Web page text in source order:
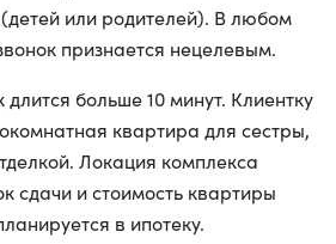
или родителей). В любом
признается нецелевым.
больше 10 минут. Клиентку
квартира для сестры,
Локация комплекса
сдачи и стоимость квартиры
в ипотеку.